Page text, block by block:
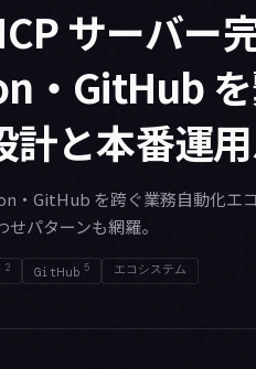
サーバー
GitHub を
と本番運
・GitHub を跨ぐ業務自動化エ
パターンも網羅。
2 GitHub 5 エコシステム